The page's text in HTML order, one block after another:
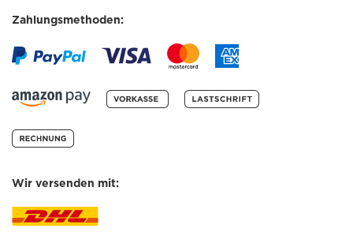
Zahlungsmethoden:
Wir versenden mit: